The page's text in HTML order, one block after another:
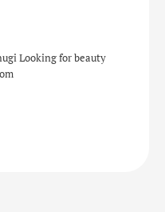
Looking for beauty